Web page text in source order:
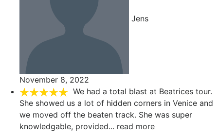
Jens
November 8, 2022
We had a total blast at Beatrices tour.
She showed us a lot of hidden corners in Venice and
we moved off the beaten track. She was super
knowledgable, provided... read more